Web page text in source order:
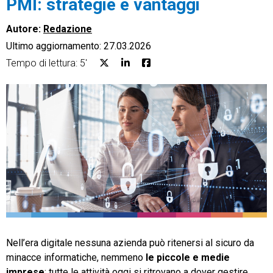
Ecommerce
Email Marketing
Fatturazione
Financial Solutions
HR
TeamSystem Corporate
PMI: strategie e vantaggi
Autore: Redazione
Ultimo aggiornamento: 27.03.2026
Tempo di lettura: 5'
Nell’era digitale nessuna azienda può ritenersi al sicuro da
minacce informatiche, nemmeno le piccole e medie